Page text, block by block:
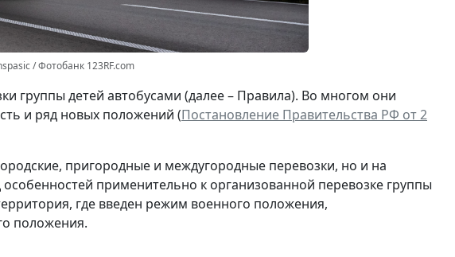
/ Фотобанк 123RF.com
группы детей автобусами (далее – Правила). Во многом они
и ряд новых положений (Постановление Правительства РФ от 2
пригородные и междугородные перевозки, но и на
применительно к организованной перевозке группы
где введен режим военного положения,
положения.